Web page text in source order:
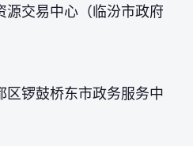
源交易中心（临汾市政府
区锣鼓桥东市政务服务中